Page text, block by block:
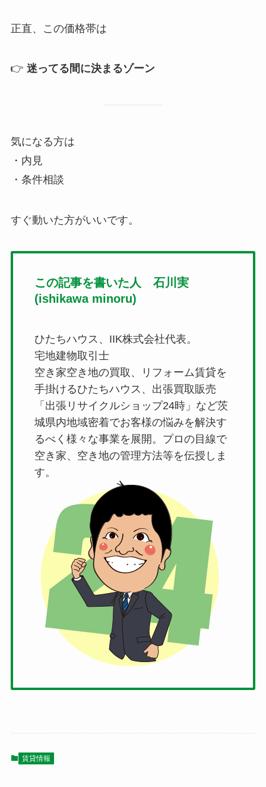
正直、この価格帯は
👉 迷ってる間に決まるゾーン
気になる方は
・内見
・条件相談
すぐ動いた方がいいです。
この記事を書いた人 石川実
(ishikawa minoru)
ひたちハウス、IIK株式会社代表。
宅地建物取引士
空き家空き地の買取、リフォーム賃貸を
手掛けるひたちハウス、出張買取販売
「出張リサイクルショップ24時」など茨
城県内地域密着でお客様の悩みを解決す
るべく様々な事業を展開。プロの目線で
空き家、空き地の管理方法等を伝授しま
す。
賃貸情報